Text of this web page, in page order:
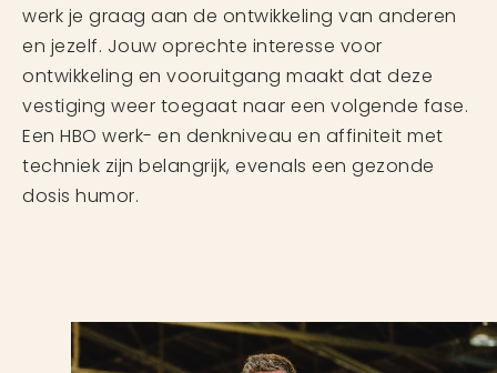
werk je graag aan de ontwikkeling van anderen
en jezelf. Jouw oprechte interesse voor
ontwikkeling en vooruitgang maakt dat deze
vestiging weer toegaat naar een volgende fase.
Een HBO werk- en denkniveau en affiniteit met
techniek zijn belangrijk, evenals een gezonde
dosis humor.